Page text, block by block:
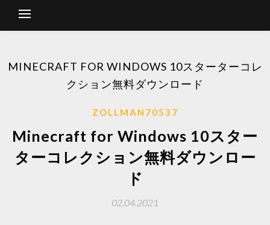
MINECRAFT FOR WINDOWS 10スターターコレ
クション無料ダウンロード
ZOLLMAN70537
Minecraft for Windows 10スター
ターコレクション無料ダウンロー
ド
02.04.2021